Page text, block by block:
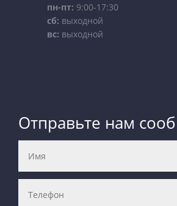
пн-пт: 9:00-17:30
сб: выходной
вс: выходной
Отправьте нам